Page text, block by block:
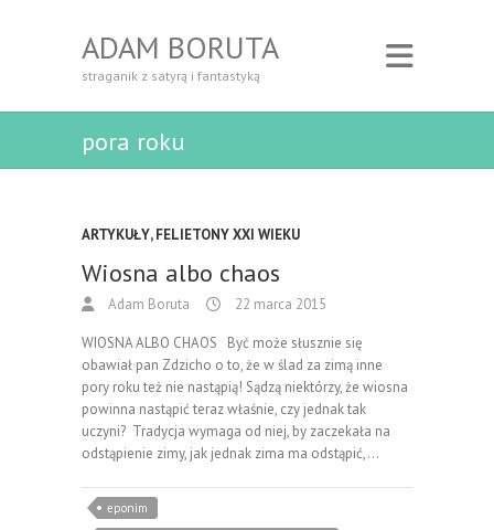
ADAM BORUTA
straganik z satyrą i fantastyką
pora roku
ARTYKUŁY,FELIETONY XXI WIEKU
Wiosna albo chaos
Adam Boruta 22 marca 2015
WIOSNA ALBO CHAOS Być może słusznie się
obawiał pan Zdzicho o to, że w ślad za zimą inne
pory roku też nie nastąpią! Sądzą niektórzy, że wiosna
powinna nastąpić teraz właśnie, czy jednak tak
uczyni? Tradycja wymaga od niej, by zaczekała na
odstąpienie zimy, jak jednak zima ma odstąpić,…
eponim